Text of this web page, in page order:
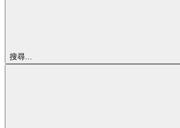
搜尋...